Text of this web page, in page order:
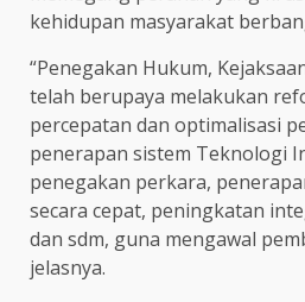
kehidupan masyarakat
“Penegakan Hukum,
telah berupaya melakukan
percepatan dan optimalisasi
penerapan sistem Teknologi
penegakan perkara,
secara cepat, peningkatan
dan sdm, guna mengawal
jelasnya.